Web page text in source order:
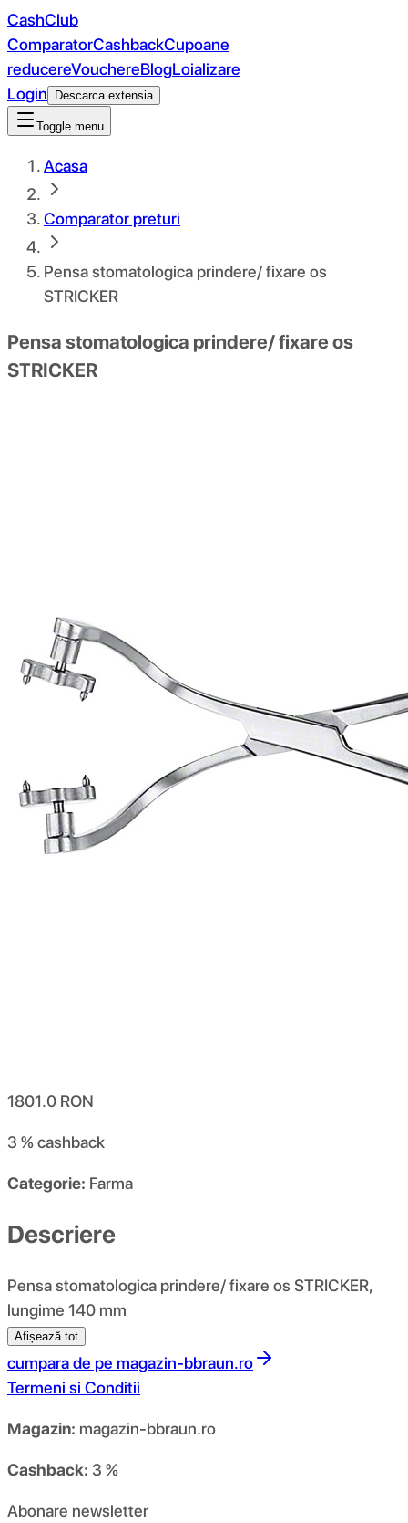
CashClub
ComparatorCashbackCupoane
reducereVouchereBlogLoializare
Login
Descarca extensia
Toggle menu
Acasa
Comparator preturi
Pensa stomatologica prindere/ fixare os
STRICKER
Pensa stomatologica prindere/ fixare os
STRICKER
1801.0 RON
3 %cashback
Categorie: Farma
Descriere
Pensa stomatologica prindere/ fixare os STRICKER,
lungime 140 mm
Afișează tot
cumpara de pe magazin-bbraun.ro
Termeni si Conditii
Magazin: magazin-bbraun.ro
Cashback: 3 %
Abonare newsletter